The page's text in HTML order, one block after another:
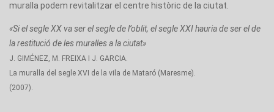
muralla podem revitalitzar el centre històric de la ciutat.
«Si el segle XX va ser el segle de l’oblit, el segle XXI hauria de ser el de
la restitució de les muralles a la ciutat»
J. GIMÉNEZ, M. FREIXA I J. GARCIA.
La muralla del segle XVI de la vila de Mataró (Maresme).
(2007).